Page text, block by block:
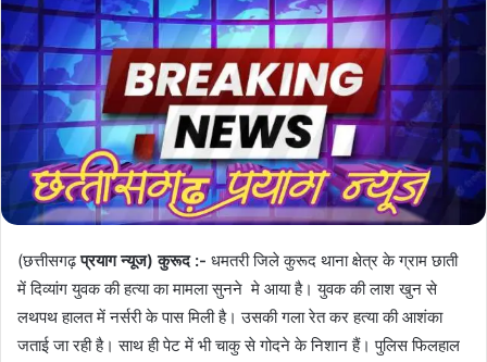
(छत्तीसगढ़प्रयाग न्यूज) कुरूद :- धमतरी जिले कुरूद थाना क्षेत्र के ग्राम छाती
में दिव्यांग युवक की हत्या का मामला सुनने मे आया है। युवक की लाश खुन से
लथपथ हालत में नर्सरी के पास मिली है। उसकी गला रेत कर हत्या की आशंका
जताई जा रही है। साथ ही पेट में भी चाकु से गोदने के निशान हैं। पुलिस फिलहाल